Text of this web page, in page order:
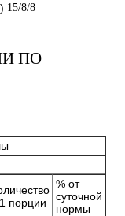
15/8/8
ПО
порции
% от
суточной
нормы